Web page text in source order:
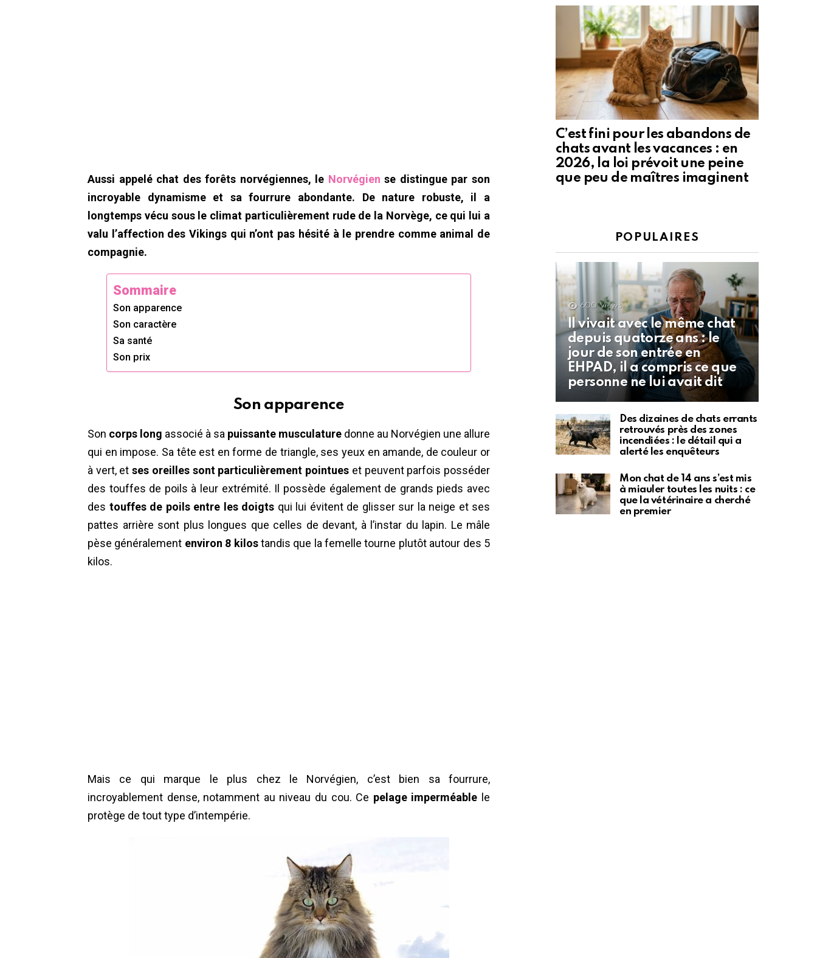
Aussi appelé chat des forêts norvégiennes, le Norvégien se distingue par son
incroyable dynamisme et sa fourrure abondante. De nature robuste, il a
longtemps vécu sous le climat particulièrement rude de la Norvège, ce qui lui a
valu l’affection des Vikings qui n’ont pas hésité à le prendre comme animal de
compagnie.
Sommaire
Son apparence
Son caractère
Sa santé
Son prix
Son apparence
Son corps long associé à sa puissante musculature donne au Norvégien une allure
qui en impose. Sa tête est en forme de triangle, ses yeux en amande, de couleur or
à vert, etses oreilles sont particulièrement pointues et peuvent parfois posséder
des touffes de poils à leur extrémité. Il possède également de grands pieds avec
des touffes de poils entre les doigts qui lui évitent de glisser sur la neige et ses
pattes arrière sont plus longues que celles de devant, à l’instar du lapin. Le mâle
pèse généralement environ 8 kilostandis que la femelle tourne plutôt autour des 5
kilos.
Mais ce qui marque le plus chez le Norvégien, c’est bien sa fourrure,
incroyablement dense, notamment au niveau du cou. Ce pelage imperméable le
protège de tout type d’intempérie.
C’est fini pour les abandons de
chats avant les vacances : en
2026, la loi prévoit une peine
que peu de maîtres imaginent
POPULAIRES
600 Views
Il vivait avec le même chat
depuis quatorze ans : le
jour de son entrée en
EHPAD, il a compris ce que
personne ne lui avait dit
Des dizaines de chats errants
retrouvés près des zones
incendiées : le détail qui a
alerté les enquêteurs
Mon chat de 14 ans s’est mis
à miauler toutes les nuits : ce
que la vétérinaire a cherché
en premier